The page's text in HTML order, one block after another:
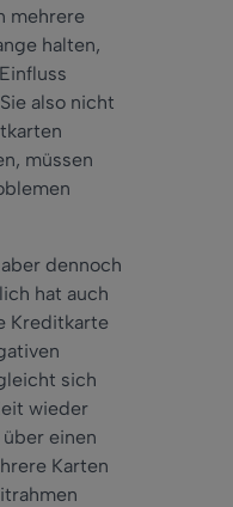
mehrere
halten,
also nicht
müssen
dennoch
hat auch
Kreditkarte
sich
wieder
über einen
Karten